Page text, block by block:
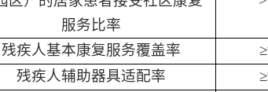
服务比率
残疾人基本康复服务覆盖率 ≥
残疾人辅助器具适配率 ≥